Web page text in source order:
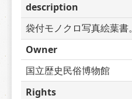
description
袋付モノクロ写真絵葉書。
Owner
国立歴史民俗博物館
Rights